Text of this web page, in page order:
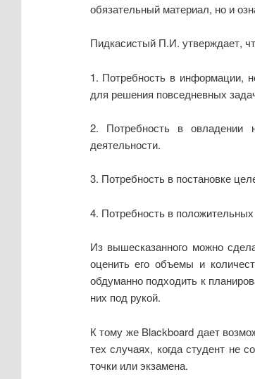
обязательный материал, но и
Пидкасистый П.И. утверждает,
1. Потребность в информации,
для решения повседневных
2. Потребность в овладении
деятельности.
3. Потребность в постановке
4. Потребность в
Из вышесказанного можно
оценить его объемы и
обдуманно подходить к
них под рукой.
К тому же Blackboard дает
тех случаях, когда студент не
точки или экзамена.